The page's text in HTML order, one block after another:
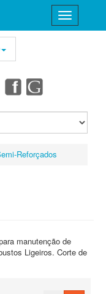
Reforçados
manutenção de
Ligeiros. Corte de